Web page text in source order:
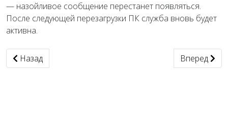
— назойливое сообщение перестанет появляться.
После следующей перезагрузки ПК служба вновь будет
активна.
Предыдущий: Ключ для The Bat
Назад Следующий:
Вперед